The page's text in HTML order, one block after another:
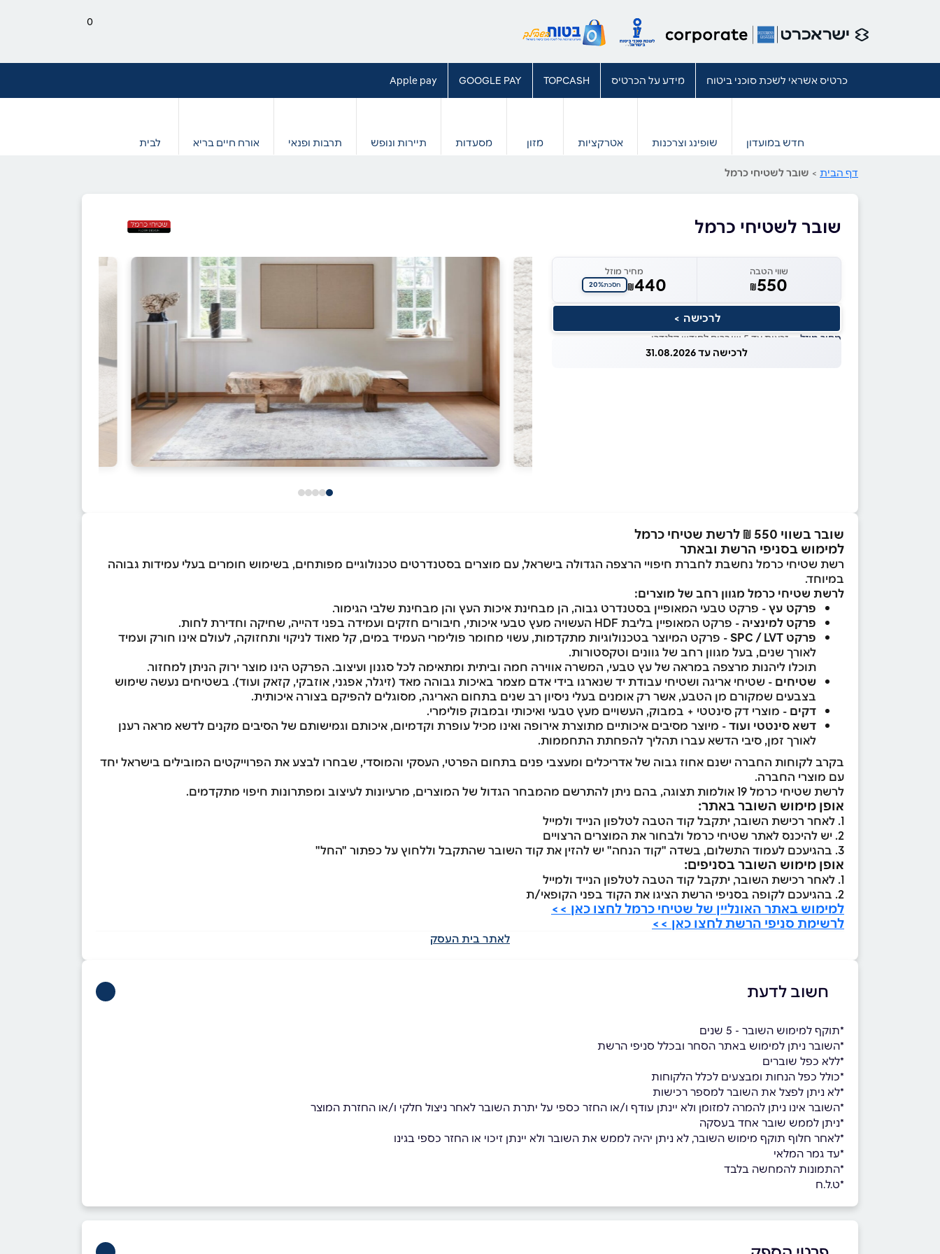
0
כרטיס אשראי לשכת סוכני ביטוח מידע על הכרטיס TOPCASH
GOOGLE PAY
Apple pay
חדש במועדון שופינג וצרכנות אטרקציות מזון מסעדות תיירות ונופש תרבות ופנאי אורח חיים בריא לבית
דף הבית > שובר לשטיחי כרמל
שובר לשטיחי כרמל
שווי הטבה
₪550
מחיר מוזל
₪440 חסכת20%
לרכישה >
מחיר מוזל — זכאות עד 5 שוברים לחודש קלנדרי
לרכישה עד 31.08.2026
שובר בשווי 550 ₪ לרשת שטיחי כרמל
למימוש בסניפי הרשת ובאתר
רשת שטיחי כרמל נחשבת לחברת חיפויי הרצפה הגדולה בישראל, עם מוצרים בסטנדרטים טכנולוגיים מפותחים, בשימוש חומרים בעלי עמידות גבוהה
במיוחד.
לרשת שטיחי כרמל מגוון רחב של מוצרים:
פרקט עץ - פרקט טבעי המאופיין בסטנדרט גבוה, הן מבחינת איכות העץ והן מבחינת שלבי הגימור.
פרקט למינציה - פרקט המאופיין בליבת HDF העשויה מעץ טבעי איכותי, חיבורים חזקים ועמידה בפני דהייה, שחיקה וחדירת לחות.
פרקט SPC / LVT
- פרקט המיוצר בטכנולוגיות מתקדמות, עשוי מחומר פולימרי העמיד במים, קל מאוד לניקוי ותחזוקה, לעולם אינו חורק ועמיד
לאורך שנים, בעל מגוון רחב של גוונים וטקסטורות.
תוכלו ליהנות מרצפה במראה של עץ טבעי, המשרה אווירה חמה וביתית ומתאימה לכל סגנון ועיצוב. הפרקט הינו מוצר ירוק הניתן למחזור.
שטיחים - שטיחי אריגה ושטיחי עבודת יד שנארגו בידי אדם מצמר באיכות גבוהה מאד (זיגלר, אפגני, אוזבקי, קזאק ועוד). בשטיחים נעשה שימוש
בצבעים שמקורם מן הטבע, אשר רק אומנים בעלי ניסיון רב שנים בתחום האריגה, מסוגלים להפיקם בצורה איכותית.
דקים - מוצרי דק סינטטי + במבוק, העשויים מעץ טבעי ואיכותי ובמבוק פולימרי.
דשא סינטטי ועוד - מיוצר מסיבים איכותיים מתוצרת אירופה ואינו מכיל עופרת וקדמיום, איכותם וגמישותם של הסיבים מקנים לדשא מראה רענן
לאורך זמן, סיבי הדשא עברו תהליך להפחתת התחממות.
בקרב לקוחות החברה ישנם אחוז גבוה של אדריכלים ומעצבי פנים בתחום הפרטי, העסקי והמוסדי, שבחרו לבצע את הפרוייקטים המובילים בישראל יחד
עם מוצרי החברה.
לרשת שטיחי כרמל 19 אולמות תצוגה, בהם ניתן להתרשם מהמבחר הגדול של המוצרים, מרעיונות לעיצוב ומפתרונות חיפוי מתקדמים.
אופן מימוש השובר באתר:
1. לאחר רכישת השובר, יתקבל קוד הטבה לטלפון הנייד ולמייל
2. יש להיכנס לאתר שטיחי כרמל ולבחור את המוצרים הרצויים
3. בהגיעכם לעמוד התשלום, בשדה "קוד הנחה" יש להזין את קוד השובר שהתקבל וללחוץ על כפתור "החל"
אופן מימוש השובר בסניפים:
1. לאחר רכישת השובר, יתקבל קוד הטבה לטלפון הנייד ולמייל
2. בהגיעכם לקופה בסניפי הרשת הציגו את הקוד בפני הקופאי/ת
למימוש באתר האונליין של שטיחי כרמל לחצו כאן >>
לרשימת סניפי הרשת לחצו כאן >>
לאתר בית העסק
חשוב לדעת
*תוקף למימוש השובר - 5 שנים
*השובר ניתן למימוש באתר הסחר ובכלל סניפי הרשת
*ללא כפל שוברים
*כולל כפל הנחות ומבצעים לכלל הלקוחות
*לא ניתן לפצל את השובר למספר רכישות
ָָ*השובר אינו ניתן להמרה למזומן ולא יינתן עודף ו/או החזר כספי על יתרת השובר לאחר ניצול חלקי ו/או החזרת המוצר
*ניתן לממש שובר אחד בעסקה
*לאחר חלוף תוקף מימוש השובר, לא ניתן יהיה לממש את השובר ולא יינתן זיכוי או החזר כספי בגינו
*עד גמר המלאי
*התמונות להמחשה בלבד
*ט.ל.ח